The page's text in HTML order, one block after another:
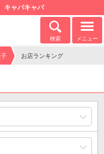
キャバキャバ
検索 メニュー
お店ランキング